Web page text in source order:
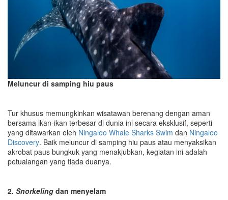
Meluncur di samping hiu paus
Tur khusus memungkinkan wisatawan berenang dengan aman
bersama ikan-ikan terbesar di dunia ini secara eksklusif, seperti
yang ditawarkan oleh Ningaloo Whale Sharks Swim dan Ningaloo
Discovery. Baik meluncur di samping hiu paus atau menyaksikan
akrobat paus bungkuk yang menakjubkan, kegiatan ini adalah
petualangan yang tiada duanya.
2. Snorkeling dan menyelam